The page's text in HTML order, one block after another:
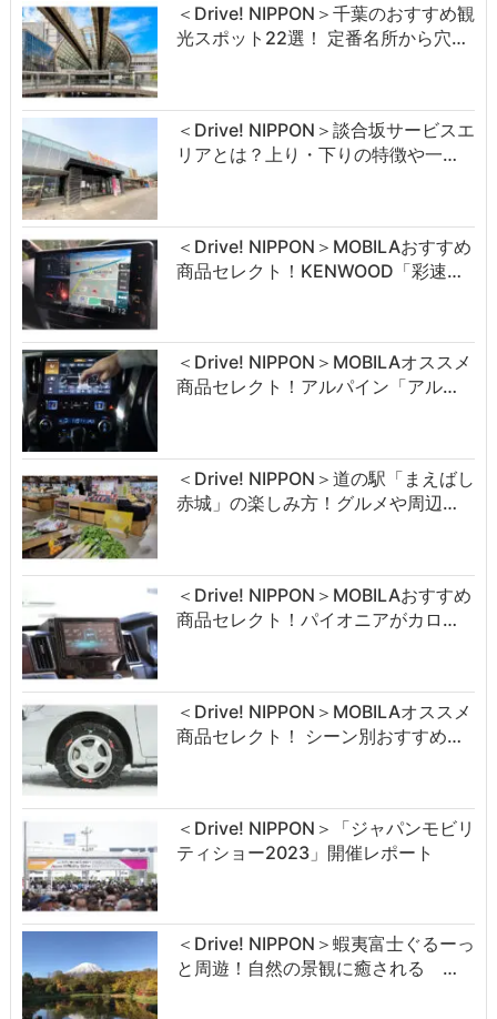
＜Drive! NIPPON＞千葉のおすすめ観
光スポット22選！ 定番名所から穴…
＜Drive! NIPPON＞談合坂サービスエ
リアとは？上り・下りの特徴や一…
＜Drive! NIPPON＞MOBILAおすすめ
商品セレクト！KENWOOD「彩速…
＜Drive! NIPPON＞MOBILAオススメ
商品セレクト！アルパイン「アル…
＜Drive! NIPPON＞道の駅「まえばし
赤城」の楽しみ方！グルメや周辺…
＜Drive! NIPPON＞MOBILAおすすめ
商品セレクト！パイオニアがカロ…
＜Drive! NIPPON＞MOBILAオススメ
商品セレクト！ シーン別おすすめ…
＜Drive! NIPPON＞「ジャパンモビリ
ティショー2023」開催レポート
＜Drive! NIPPON＞蝦夷富士ぐるーっ
と周遊！自然の景観に癒される …